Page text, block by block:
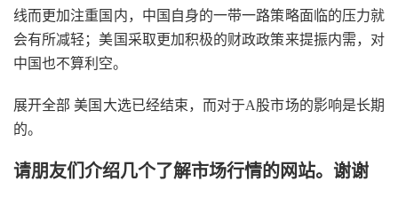
线而更加注重国内，中国自身的一带一路策略面临的压力就
会有所减轻；美国采取更加积极的财政政策来提振内需，对
中国也不算利空。
展开全部 美国大选已经结束，而对于A股市场的影响是长期
的。
请朋友们介绍几个了解市场行情的网站。谢谢